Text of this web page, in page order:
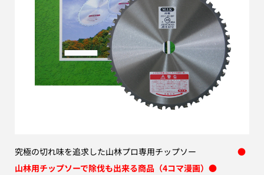
究極の切れ味を追求した山林プロ専用チップソー ●
山林用チップソーで除伐も出来る商品（4コマ漫画） ●